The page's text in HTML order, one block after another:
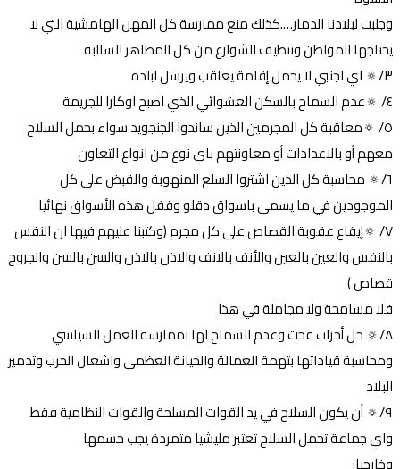
وجلبت لبلادنا الدمار….كذلك منع ممارسة كل المهن الهامشية التي لا
يحتاجها المواطن وتنظيف الشوارع من كل المظاهر السالبة
٣/🔅 اي اجنبي لا يحمل إقامة يعاقب ويرسل لبلده
٤/ 🔅عدم السماح بالسكن العشوائي الذي اصبح اوكارا للجريمة
٥/ 🔅معاقبة كل المجرمين الذين ساندوا الجنجويد سواء بحمل السلاح
معهم أو بالاعدادات أو معاونتهم باي نوع من انواع التعاون
٦/🔅 محاسبة كل الذين اشتروا السلع المنهوبة والقبض على كل
الموجودين في ما يسمى باسواق دقلو وقفل هذه الأسواق نهائيا
٧/ 🔅إيقاع عقوبة القصاص على كل مجرم (وكتبنا عليهم فيها ان النفس
بالنفس والعين بالعين والأنف بالانف والاذن بالاذن والسن بالسن والجروح
قصاص )
فلا مسامحة ولا مجاملة في هذا
٨/🔅 حل أحزاب قحت وعدم السماح لها بممارسة العمل السياسي
ومحاسبة قياداتها بتهمة العمالة والخيانة العظمى واشعال الحرب وتدمير
البلاد
٩/🔅 أن يكون السلاح في يد القوات المسلحة والقوات النظامية فقط
واي جماعة تحمل السلاح تعتبر مليشيا متمردة يجب حسمها